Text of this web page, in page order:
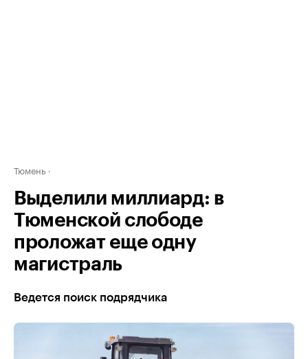
Тюмень
Выделили миллиард: в
Тюменской слободе
проложат еще одну
магистраль
Ведется поиск подрядчика